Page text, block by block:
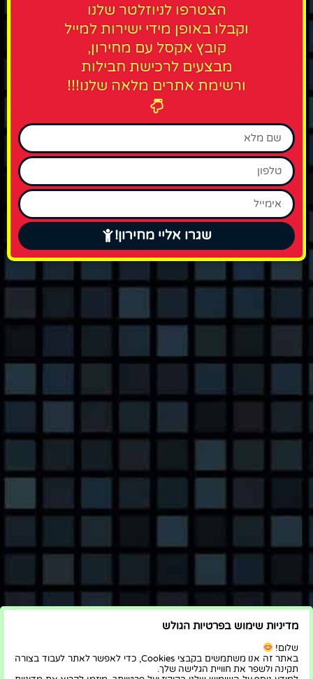
הצטרפו לניוזלטר שלנו
וקבלו באופן מידי ישירות למייל
קובץ אקסל עם מחירון,
מבצעים לרכישת חבילות
ורשימת אתרים מלאה שלנו!!!
שגרו אליי מחירון!
אלקטרוניקה
מחשבים
מדיניות שימוש בפרטיות הגולש
שלום!
באתר זה אנו משתמשים בקבצי Cookies, כדי לאפשר לאתר לעבוד בצורה
תקינה ולשפר את חוויית הגלישה שלך.